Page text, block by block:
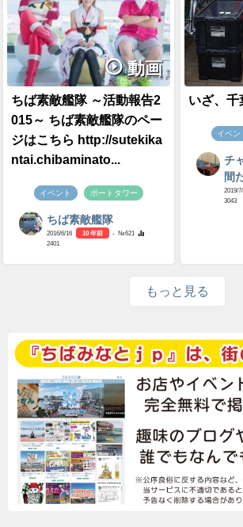
動画
ちば素敵艦隊 ～活動報告2
015～ ちば素敵艦隊のペー
ジはこちら http://sutekika
ntai.chibaminato...
イベント ポートタワー
ちば素敵艦隊
2016/6/16 10 年前
- №621
2401
いざ、千
イベン
チ
間
2019/
3043
もっと見る